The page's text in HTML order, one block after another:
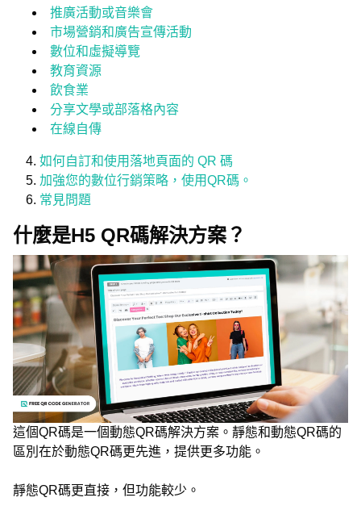
推廣活動或音樂會
市場營銷和廣告宣傳活動
數位和虛擬導覽
教育資源
飲食業
分享文學或部落格內容
在線自傳
如何自訂和使用落地頁面的 QR 碼
加強您的數位行銷策略，使用QR碼。
常見問題
什麼是H5 QR碼解決方案？
這個QR碼是一個動態QR碼解決方案。靜態和動態QR碼的
區別在於動態QR碼更先進，提供更多功能。
靜態QR碼更直接，但功能較少。